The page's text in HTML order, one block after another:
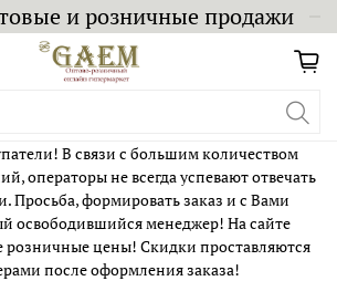
и розничные продажи
В связи с большим количеством
операторы не всегда успевают отвечать
Просьба, формировать заказ и с Вами
освободившийся менеджер! На сайте
розничные цены! Скидки проставляются
после оформления заказа!